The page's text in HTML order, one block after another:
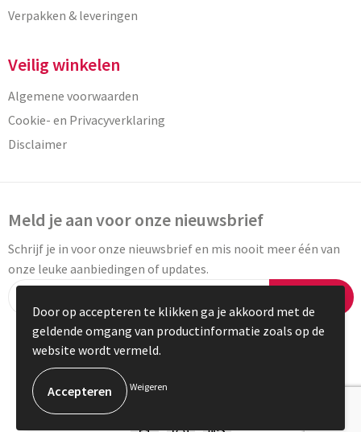
Verpakken & leveringen
Veilig winkelen
Algemene voorwaarden
Cookie- en Privacyverklaring
Disclaimer
Meld je aan voor onze nieuwsbrief
Schrijf je in voor onze nieuwsbrief en mis nooit meer één van
onze leuke aanbiedingen of updates.
© Copyright Vaneylen 2023
Door op accepteren te klikken ga je akkoord met de
geldende omgang van productinformatie zoals op de
website wordt vermeld.
Weigeren